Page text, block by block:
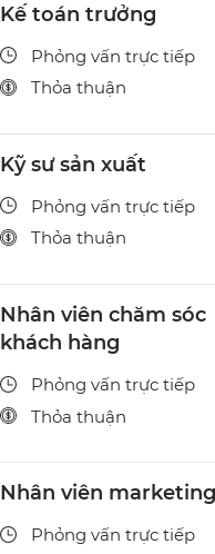
Kế toán trưởng
Phỏng vấn trực tiếp
Thỏa thuận
Kỹ sư sản xuất
Phỏng vấn trực tiếp
Thỏa thuận
Nhân viên chăm sóc
khách hàng
Phỏng vấn trực tiếp
Thỏa thuận
Nhân viên marketing
Phỏng vấn trực tiếp